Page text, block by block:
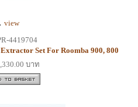
view
4419704
Set For Roomba 900, 800
บาท